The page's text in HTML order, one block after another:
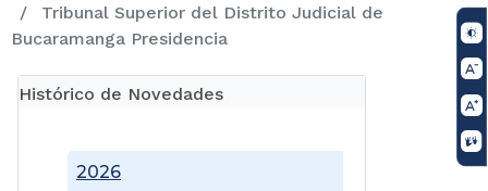
Tribunal Superior del Distrito Judicial de
Bucaramanga Presidencia
Histórico de Novedades
2026